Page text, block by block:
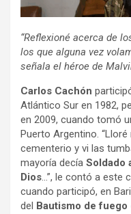
“Reflexioné acerca de
los que alguna vez
señala el héroe de
Carlos Cachón
Atlántico Sur en 1982,
en 2009, cuando tomó
Puerto Argentino.
cementerio y vi las
mayoría decía Soldado
Dios…”, le contó a este
cuando participó, en
del
Bautismo de